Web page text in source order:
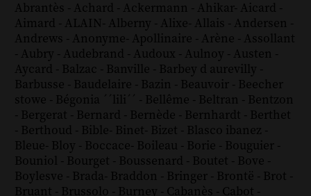
Abrantès - Achard - Ackermann - Ahikar- Aicard -
Aimard - ALAIN- Alberny - Alixe- Allais - Andersen -
Andrews - Anonyme- Apollinaire - Arène - Assollant
- Aubry - Audebrand - Audoux - Aulnoy - Austen -
Aycard - Balzac - Banville - Barbey d aurevilly -
Barbusse - Baudelaire - Bazin - Beauvoir - Beecher
stowe - Bégonia ´´lili´´ - Bellême - Beltran - Bentzon
- Bergerat - Bernard - Bernède - Bernhardt - Berthet
- Berthoud - Bible- Binet- Bizet - Blasco ibanez -
Bleue- Bloy - Boccace- Boileau - Borie - Bouguier -
Bouniol - Bourget - Boussenard - Boutet - Bove -
Boylesve - Brada- Braddon - Bringer - Brontë - Brot -
Bruant - Brussolo - Burney - Cabanès - Cabot -